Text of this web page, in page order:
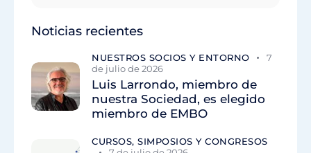
Noticias recientes
NUESTROS SOCIOS Y ENTORNO
7
de julio de 2026
Luis Larrondo, miembro de
nuestra Sociedad, es elegido
miembro de EMBO
CURSOS, SIMPOSIOS Y CONGRESOS